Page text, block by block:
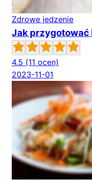
Zdrowe jedzenie
Jak przygotować
4.5 (11 ocen)
2023-11-01